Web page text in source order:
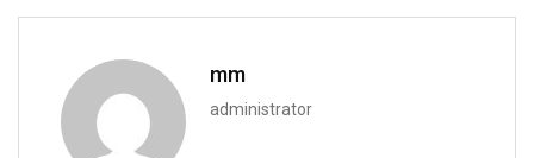
mm
administrator